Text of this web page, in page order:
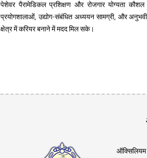
पेशेवर पैरामेडिकल प्रशिक्षण और रोजगार योग्यता
प्रयोगशालाओं, उद्योग-संबंधित अध्ययन सामग्री, और
क्षेत्र में करियर बनाने में मदद मिल सके।
ऑक्सिलियम